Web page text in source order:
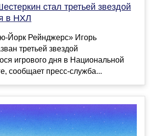
стал третьей звездой
в НХЛ
Рейнджерс» Игорь
третьей звездой
игрового дня в Национальной
сообщает пресс‑служба...